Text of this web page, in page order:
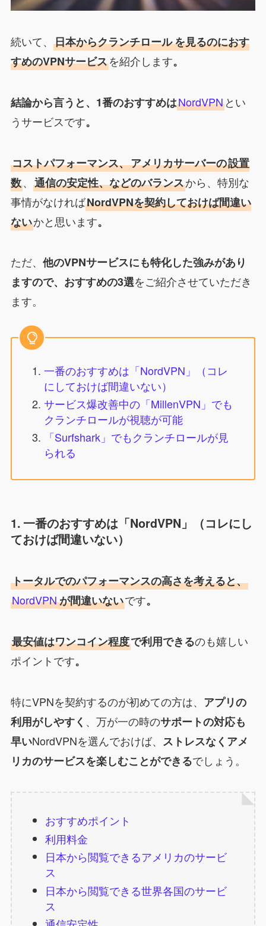
続いて、 日本からクランチロールを見るのにおす
すめのVPNサービスを紹介します。
結論から言うと、1番のおすすめはNordVPNとい
うサービスです。
コストパフォーマンス、アメリカサーバーの設置
数、 通信の安定性、などのバランスから、特別な
事情がなければNordVPNを契約しておけば間違い
ないかと思います。
ただ、 他のVPNサービスにも特化した強みがあり
ますので、おすすめの3選をご紹介させていただき
ます。
一番のおすすめは「NordVPN」（コレ
にしておけば間違いない）
サービス爆改善中の「MillenVPN」でも
クランチロールが視聴が可能
「Surfshark」でもクランチロールが見
られる
1. 一番のおすすめは「NordVPN」（コレにし
ておけば間違いない）
トータルでのパフォーマンスの高さを考えると、
NordVPNが間違いないです。
最安値はワンコイン程度で利用できるのも嬉しい
ポイントです。
特にVPNを契約するのが初めての方は、 アプリの
利用がしやすく 、万が一の時のサポートの対応も
早いNordVPNを選んでおけば、 ストレスなくアメ
リカのサービスを楽しむことができるでしょう。
おすすめポイント
利用料金
日本から閲覧できるアメリカのサービ
ス
日本から閲覧できる世界各国のサービ
ス